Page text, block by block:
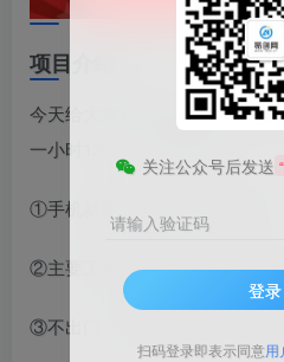
项目介绍
今天给大家带来的项目是《无脑
一小时120，一天轻松500+》
①手机就能做，苹果安卓都可以
②主要工作就是截图，截图，截
③不出门，在家就可以做，随时
关注公众号后发送
请输入验证码
登录
扫码登录即表示同意用